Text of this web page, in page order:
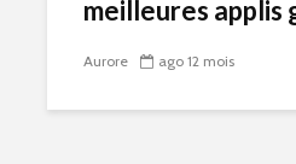
meilleures applis
Aurore ago 12 mois